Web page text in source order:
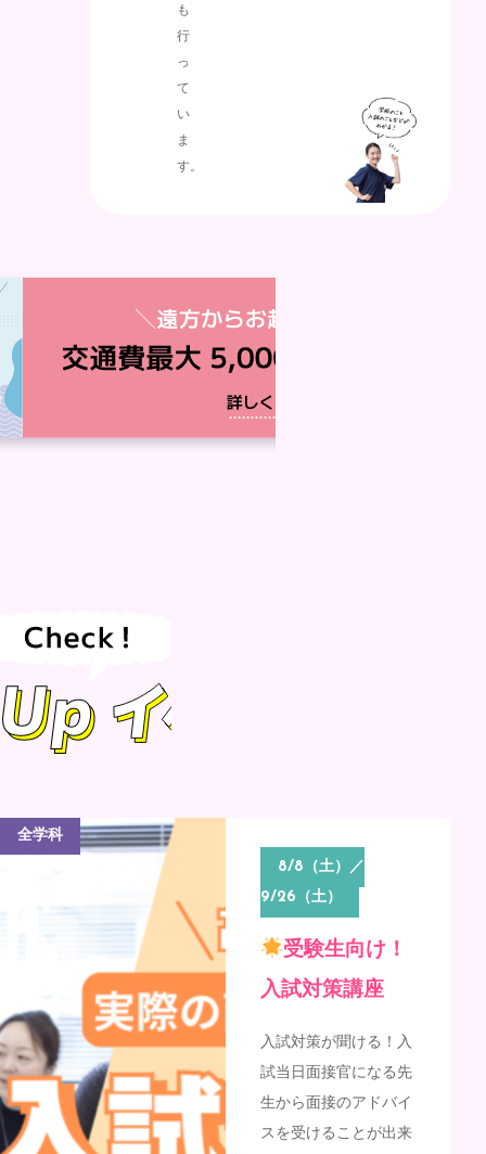
も
行
っ
て
い
ま
す。
全学科
8/8（土）／
9/26（土）
受験生向け！
入試対策講座
入試対策が聞ける！入
試当日面接官になる先
生から面接のアドバイ
スを受けることが出来